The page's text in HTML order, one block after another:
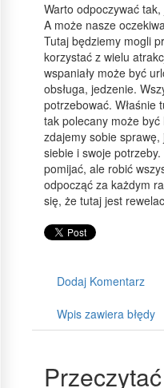
Warto odpoczywać
A może nasze
Tutaj będziemy mogli
korzystać z wielu
wspaniały może być
obsługa, jedzenie.
potrzebować. Właśnie
tak polecany może
zdajemy sobie
siebie i swoje
pomijać, ale robić
odpocząć za każdym
się, że tutaj jest
Dodaj Komentarz
Wpis zawiera błędy